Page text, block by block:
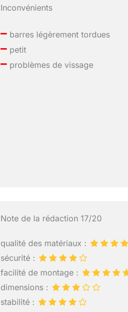
Inconvénients
– barres légèrement tordues
– petit
– problèmes de vissage
Note de la rédaction 17/20
qualité des matériaux :
sécurité :
facilité de montage :
dimensions :
stabilité :